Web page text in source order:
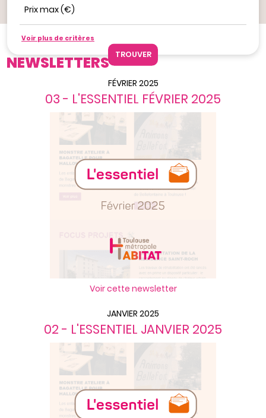
Voir plus de critères
Prix max (€)
Newsletters
Ajouter à mes favoris
NEWSLETTERS
FÉVRIER 2025
03 - L'ESSENTIEL FÉVRIER 2025
Voir cette newsletter
JANVIER 2025
02 - L'ESSENTIEL JANVIER 2025